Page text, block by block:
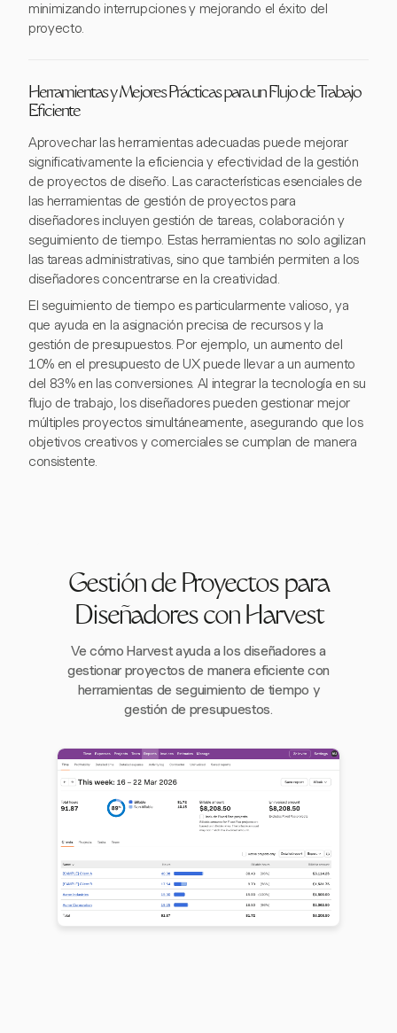
minimizando interrupciones y mejorando el éxito del
proyecto.
Herramientas y Mejores Prácticas para un Flujo de Trabajo
Eficiente
Aprovechar las herramientas adecuadas puede mejorar
significativamente la eficiencia y efectividad de la gestión
de proyectos de diseño. Las características esenciales de
las herramientas de gestión de proyectos para
diseñadores incluyen gestión de tareas, colaboración y
seguimiento de tiempo. Estas herramientas no solo agilizan
las tareas administrativas, sino que también permiten a los
diseñadores concentrarse en la creatividad.
El seguimiento de tiempo es particularmente valioso, ya
que ayuda en la asignación precisa de recursos y la
gestión de presupuestos. Por ejemplo, un aumento del
10% en el presupuesto de UX puede llevar a un aumento
del 83% en las conversiones. Al integrar la tecnología en su
flujo de trabajo, los diseñadores pueden gestionar mejor
múltiples proyectos simultáneamente, asegurando que los
objetivos creativos y comerciales se cumplan de manera
consistente.
Gestión de Proyectos para
Diseñadores con Harvest
Ve cómo Harvest ayuda a los diseñadores a
gestionar proyectos de manera eficiente con
herramientas de seguimiento de tiempo y
gestión de presupuestos.